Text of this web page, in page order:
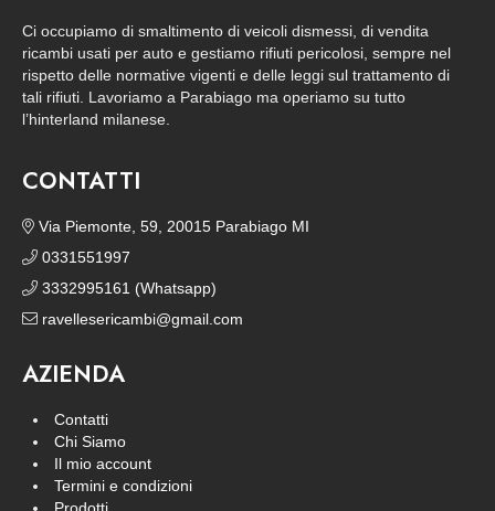
Ci occupiamo di smaltimento di veicoli dismessi, di vendita
ricambi usati per auto e gestiamo rifiuti pericolosi, sempre nel
rispetto delle normative vigenti e delle leggi sul trattamento di
tali rifiuti. Lavoriamo a Parabiago ma operiamo su tutto
l’hinterland milanese.
CONTATTI
Via Piemonte, 59, 20015 Parabiago MI
0331551997
3332995161 (Whatsapp)
ravellesericambi@gmail.com
AZIENDA
Contatti
Chi Siamo
Il mio account
Termini e condizioni
Prodotti